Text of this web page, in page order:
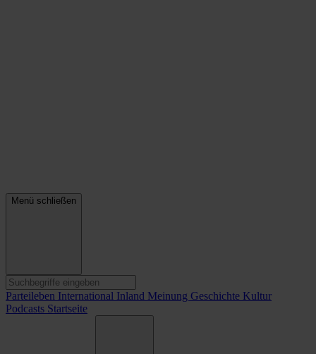
Menü schließen
Parteileben International Inland Meinung Geschichte Kultur
Podcasts Startseite